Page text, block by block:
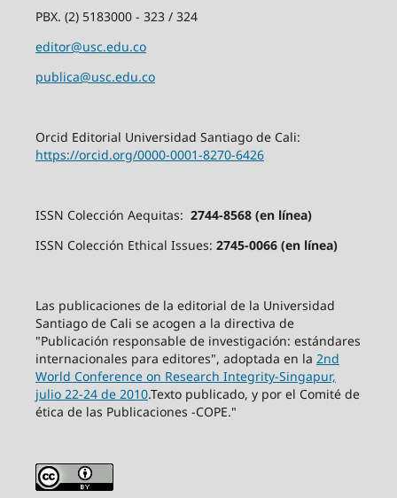
PBX. (2) 5183000 - 323 / 324
editor@usc.edu.co
publica@usc.edu.co
Orcid Editorial Universidad Santiago de Cali:
https://orcid.org/0000-0001-8270-6426
ISSN Colección Aequitas: 2744-8568 (en línea)
ISSN Colección Ethical Issues: 2745-0066 (en línea)
Las publicaciones de la editorial de la Universidad
Santiago de Cali se acogen a la directiva de
"Publicación responsable de investigación: estándares
internacionales para editores", adoptada en la 2nd
World Conference on Research Integrity-Singapur,
julio 22-24 de 2010.Texto publicado, y por el Comité de
ética de las Publicaciones -COPE."